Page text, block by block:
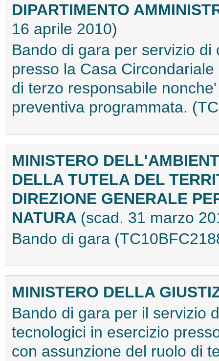
DIPARTIMENTO
16 aprile 2010)
Bando di gara per servizio
presso la Casa
di terzo responsabile
preventiva programmata.
MINISTERO
DELLA TUTELA DEL
DIREZIONE GENERALE
NATURA (scad. 31 marzo
Bando di gara
MINISTERO DELLA
Bando di gara per il servizio
tecnologici in esercizio
con assunzione del ruolo di